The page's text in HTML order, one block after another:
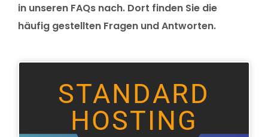
in unseren FAQs nach. Dort finden Sie die
häufig gestellten Fragen und Antworten.
STANDARD
HOSTING